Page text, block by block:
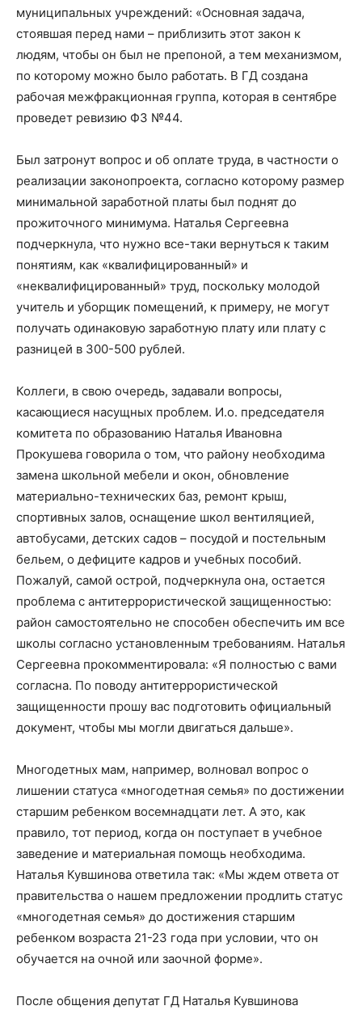
муниципальных учреждений: «Основная задача,
стоявшая перед нами – приблизить этот закон к
людям, чтобы он был не препоной, а тем механизмом,
по которому можно было работать. В ГД создана
рабочая межфракционная группа, которая в сентябре
проведет ревизию ФЗ №44.
Был затронут вопрос и об оплате труда, в частности о
реализации законопроекта, согласно которому размер
минимальной заработной платы был поднят до
прожиточного минимума. Наталья Сергеевна
подчеркнула, что нужно все-таки вернуться к таким
понятиям, как «квалифицированный» и
«неквалифицированный» труд, поскольку молодой
учитель и уборщик помещений, к примеру, не могут
получать одинаковую заработную плату или плату с
разницей в 300-500 рублей.
Коллеги, в свою очередь, задавали вопросы,
касающиеся насущных проблем. И.о. председателя
комитета по образованию Наталья Ивановна
Прокушева говорила о том, что району необходима
замена школьной мебели и окон, обновление
материально-технических баз, ремонт крыш,
спортивных залов, оснащение школ вентиляцией,
автобусами, детских садов – посудой и постельным
бельем, о дефиците кадров и учебных пособий.
Пожалуй, самой острой, подчеркнула она, остается
проблема с антитеррористической защищенностью:
район самостоятельно не способен обеспечить им все
школы согласно установленным требованиям. Наталья
Сергеевна прокомментировала: «Я полностью с вами
согласна. По поводу антитеррористической
защищенности прошу вас подготовить официальный
документ, чтобы мы могли двигаться дальше».
Многодетных мам, например, волновал вопрос о
лишении статуса «многодетная семья» по достижении
старшим ребенком восемнадцати лет. А это, как
правило, тот период, когда он поступает в учебное
заведение и материальная помощь необходима.
Наталья Кувшинова ответила так: «Мы ждем ответа от
правительства о нашем предложении продлить статус
«многодетная семья» до достижения старшим
ребенком возраста 21-23 года при условии, что он
обучается на очной или заочной форме».
После общения депутат ГД Наталья Кувшинова